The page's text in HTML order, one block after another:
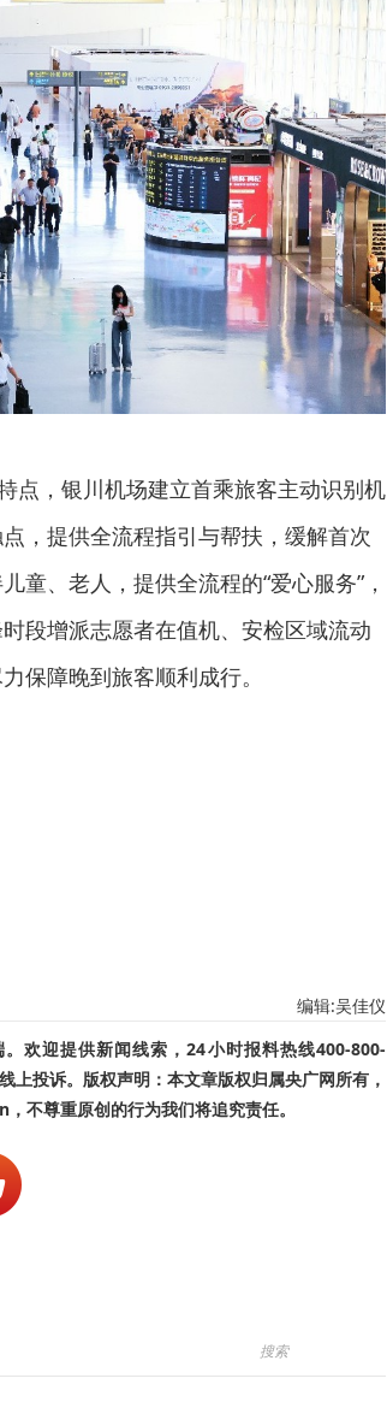
点，银川机场建立首乘旅客主动识别机
，提供全流程指引与帮扶，缓解首次
童、老人，提供全流程的“爱心服务”，
段增派志愿者在值机、安检区域流动
保障晚到旅客顺利成行。
编辑:吴佳仪
欢迎提供新闻线索，24小时报料热线400-800-
上投诉。版权声明：本文章版权归属央广网所有，
不尊重原创的行为我们将追究责任。